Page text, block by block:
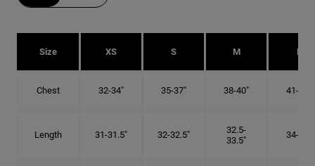
Size XS S M L
Chest 32-34" 35-37" 38-40" 41-43"
Length 31-31.5" 32-32.5"
32.5-
33.5"
34-35"